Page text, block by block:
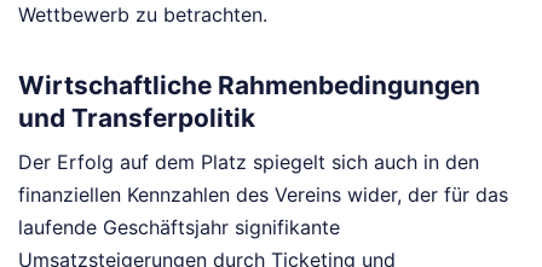
Wettbewerb zu betrachten.
Wirtschaftliche Rahmenbedingungen
und Transferpolitik
Der Erfolg auf dem Platz spiegelt sich auch in den
finanziellen Kennzahlen des Vereins wider, der für das
laufende Geschäftsjahr signifikante
Umsatzsteigerungen durch Ticketing und